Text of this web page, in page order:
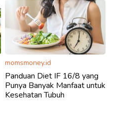
momsmoney.id
Panduan Diet IF 16/8 yang
Punya Banyak Manfaat untuk
Kesehatan Tubuh